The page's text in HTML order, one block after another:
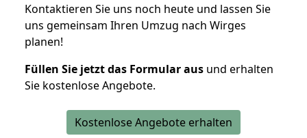
Kontaktieren Sie uns noch heute und lassen Sie
uns gemeinsam Ihren Umzug nach Wirges
planen!
Füllen Sie jetzt das Formular aus und erhalten
Sie kostenlose Angebote.
Kostenlose Angebote erhalten